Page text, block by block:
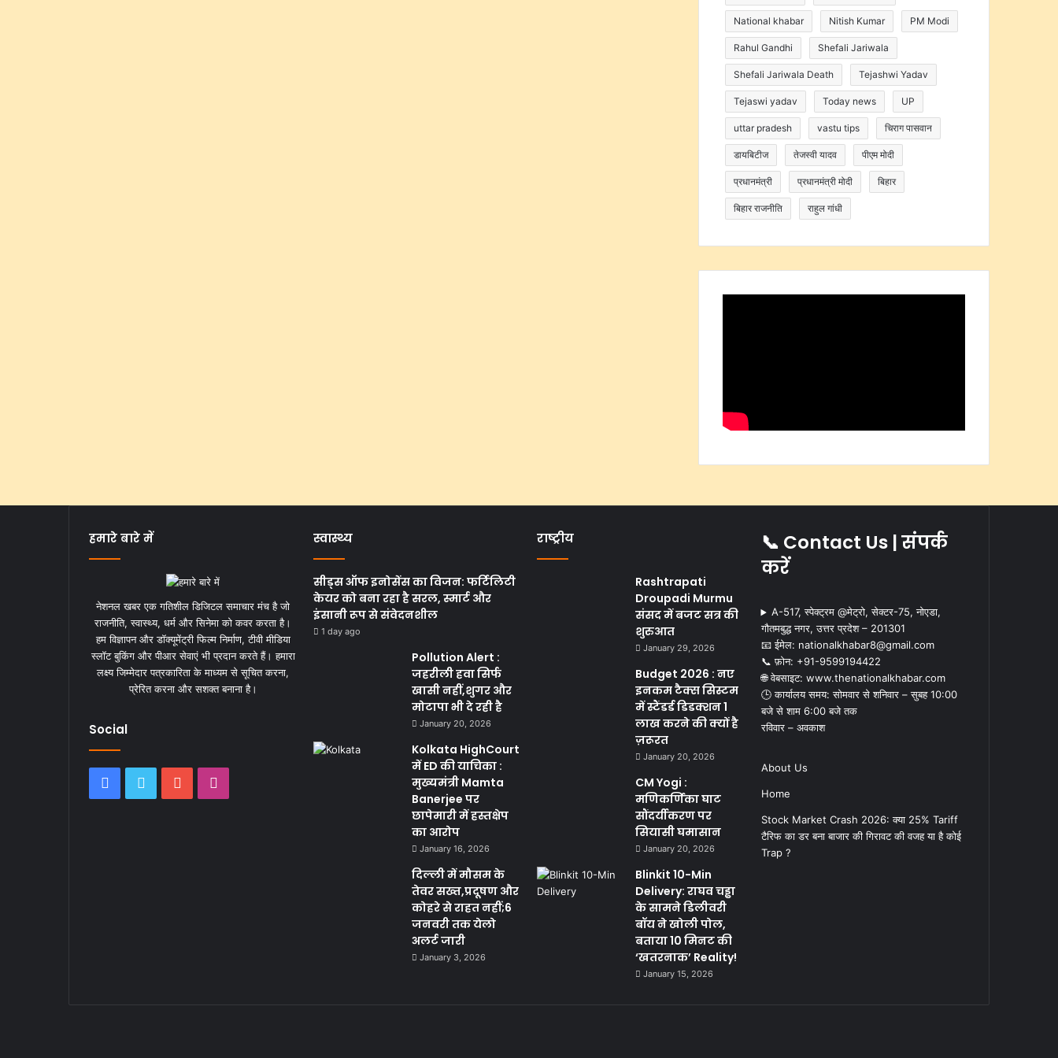
National khabar Nitish Kumar PM Modi
Rahul Gandhi Shefali Jariwala
Shefali Jariwala Death Tejashwi Yadav
Tejaswi yadav Today news UP
uttar pradesh vastu tips चिराग पासवान
डायबिटीज तेजस्वी यादव पीएम मोदी
प्रधानमंत्री प्रधानमंत्री मोदी बिहार
बिहार राजनीति राहुल गांधी
हमारे बारे में
नेशनल खबर एक गतिशील डिजिटल समाचार मंच है जो
राजनीति, स्वास्थ्य, धर्म और सिनेमा को कवर करता है।
हम विज्ञापन और डॉक्यूमेंट्री फिल्म निर्माण, टीवी मीडिया
स्लॉट बुकिंग और पीआर सेवाएं भी प्रदान करते हैं। हमारा
लक्ष्य जिम्मेदार पत्रकारिता के माध्यम से सूचित करना,
प्रेरित करना और सशक्त बनाना है।
Social
Facebook
Twitter YouTube
स्वास्थ्य
सीड्स ऑफ इनोसेंस का विजन: फर्टिलिटी
केयर को बना रहा है सरल, स्मार्ट और
इंसानी रूप से संवेदनशील
1 day ago
Pollution Alert :
जहरीली हवा सिर्फ
खासी नहीं,शुगर और
मोटापा भी दे रही है
January 20, 2026
Kolkata HighCourt
में ED की याचिका :
मुख्यमंत्री Mamta
Banerjee पर
छापेमारी में हस्तक्षेप
का आरोप
January 16, 2026
दिल्ली में मौसम के
तेवर सख्त,प्रदूषण और
कोहरे से राहत नहीं;6
जनवरी तक येलो
अलर्ट जारी
January 3, 2026
राष्ट्रीय
Rashtrapati
Droupadi Murmu
संसद में बजट सत्र की
शुरुआत
January 29, 2026
Budget 2026 : नए
इनकम टैक्स सिस्टम
में स्टैंडर्ड डिडक्शन 1
लाख करने की क्यों है
ज़रूरत
January 20, 2026
CM Yogi :
मणिकर्णिका घाट
सौंदर्यीकरण पर
सियासी घमासान
January 20, 2026
Blinkit 10-Min
Delivery: राघव चड्ढा
के सामने डिलीवरी
बॉय ने खोली पोल,
बताया 10 मिनट की
‘खतरनाक’ Reality!
January 15, 2026
📞 Contact Us | संपर्क
करें
A-517, स्पेक्ट्रम @मेट्रो, सेक्टर-75, नोएडा,
गौतमबुद्ध नगर, उत्तर प्रदेश – 201301
📧 ईमेल: nationalkhabar8@gmail.com
📞 फ़ोन: ‪+91-9599194422‬
🌐 वेबसाइट: www.thenationalkhabar.com
🕒 कार्यालय समय: सोमवार से शनिवार – सुबह 10:00
बजे से शाम 6:00 बजे तक
रविवार – अवकाश
About Us
Home
Stock Market Crash 2026: क्या 25% Tariff
टैरिफ का डर बना बाजार की गिरावट की वजह या है कोई
Trap ?